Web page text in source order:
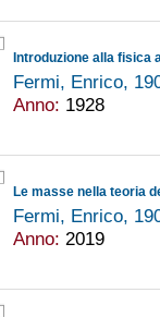
Introduzione alla fisica
Fermi, Enrico,
Anno: 1928
Le masse nella teoria
Fermi, Enrico,
Anno: 2019